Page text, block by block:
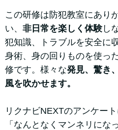
この研修は防犯教室にあり
い、 非日常を楽しく体験 し
犯知識、トラブルを安全に
身術、身の回りものを使っ
修です。様々な発見、驚き
風を吹かせます。
リクナビNEXTのアンケー
「なんとなくマンネリにな